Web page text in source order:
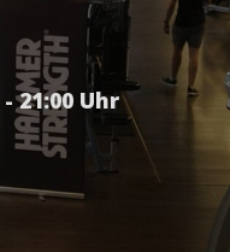
21:00 Uhr